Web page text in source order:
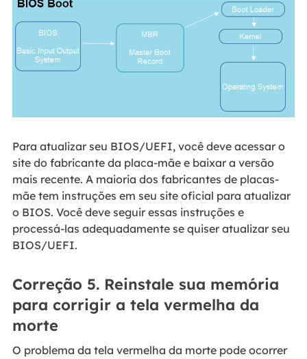
Para atualizar seu BIOS/UEFI, você deve acessar o
site do fabricante da placa-mãe e baixar a versão
mais recente. A maioria dos fabricantes de placas-
mãe tem instruções em seu site oficial para atualizar
o BIOS. Você deve seguir essas instruções e
processá-las adequadamente se quiser atualizar seu
BIOS/UEFI.
Correção 5. Reinstale sua memória
para corrigir a tela vermelha da
morte
O problema da tela vermelha da morte pode ocorrer